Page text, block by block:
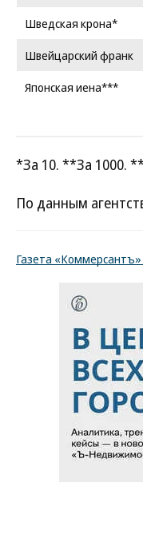
Шведская крона*
Швейцарский франк
Японская иена***
*За 10. **За 1000.
По данным
Газета